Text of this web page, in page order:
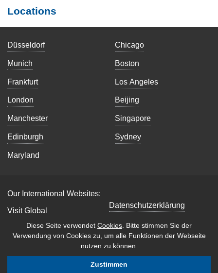
Locations
Düsseldorf
Munich
Frankfurt
London
Manchester
Edinburgh
Maryland
Chicago
Boston
Los Angeles
Beijing
Singapore
Sydney
Our International Websites:
Visit Global
Datenschutzerklärung
Impressum
Copyright © 2026 B2B
International. All Rights
Reserved.
Diese Seite verwendet Cookies . Bitte stimmen Sie der
Verwendung von Cookies zu, um alle Funktionen der Webseite
nutzen zu können.
Zustimmen